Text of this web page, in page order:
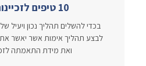
10 טיפים לזכיינות מנצחת
בכדי להשלים תהליך נכון ויעיל של
לבצע תהליך אימות אשר יאשר את
ואת מידת התאמתה